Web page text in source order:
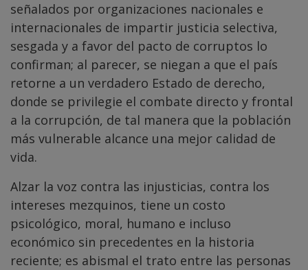
señalados por organizaciones nacionales e
internacionales de impartir justicia selectiva,
sesgada y a favor del pacto de corruptos lo
confirman; al parecer, se niegan a que el país
retorne a un verdadero Estado de derecho,
donde se privilegie el combate directo y frontal
a la corrupción, de tal manera que la población
más vulnerable alcance una mejor calidad de
vida.
Alzar la voz contra las injusticias, contra los
intereses mezquinos, tiene un costo
psicológico, moral, humano e incluso
económico sin precedentes en la historia
reciente; es abismal el trato entre las personas